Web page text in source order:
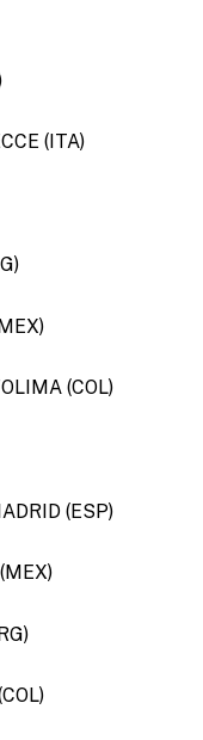
(ITA)
(COL)
(ESP)